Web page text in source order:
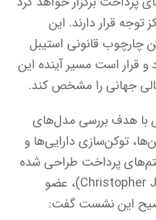
توجه قرار دارند. این
قانونی استیبل‌
و قرار است مسیر آینده این
جهانی را مشخص کند.
با هدف بررسی مدل‌های
توکن‌سازی دارایی‌ها و
پرداخت طراحی شده
است. کریستوفر والر (Christopher J. Waller)، عضو
این نشست گفت: